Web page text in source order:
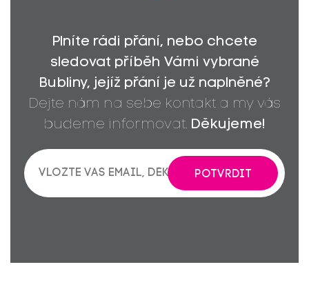
Plníte rádi přání, nebo chcete
sledovat příběh Vámi vybrané
Bubliny, jejíž přání je už naplněné?
Dejte nám na sebe kontakt a my vás
budeme informovat. Děkujeme!
POTVRDIT